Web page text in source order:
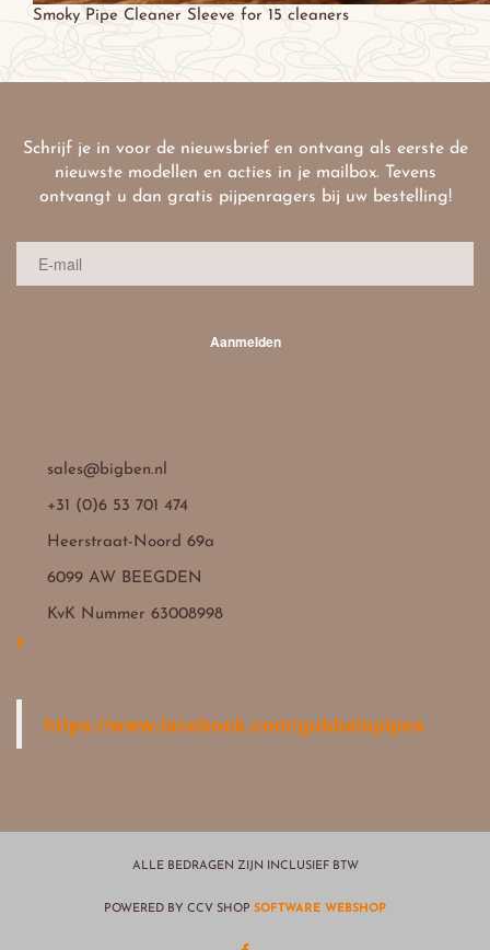
Smoky Pipe Cleaner Sleeve for 15 cleaners
Schrijf je in voor de nieuwsbrief en ontvang als eerste de
nieuwste modellen en acties in je mailbox. Tevens
ontvangt u dan gratis pijpenragers bij uw bestelling!
Aanmelden
sales@bigben.nl
+31 (0)6 53 701 474
Heerstraat-Noord 69a
6099 AW BEEGDEN
KvK Nummer 63008998
https://www.facebook.com/gubbelspipes
ALLE BEDRAGEN ZIJN INCLUSIEF BTW
POWERED BY CCV SHOP SOFTWARE WEBSHOP